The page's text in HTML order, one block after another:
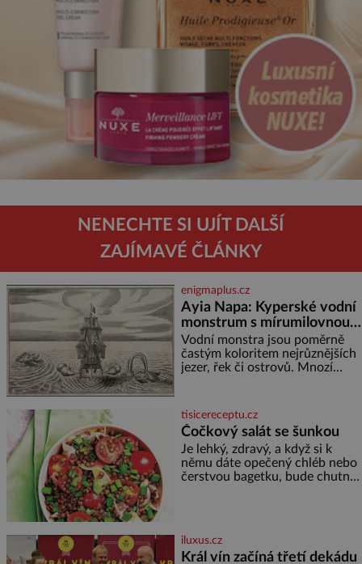
NENECHTE SI UJÍT DALŠÍ
ZAJÍMAVÉ ČLÁNKY
enigmaplus.cz
Ayia Napa: Kyperské vodní
monstrum s mírumilovnou
povahou
Vodní monstra jsou poměrně
častým koloritem nejrůznějších
jezer, řek či ostrovů. Mnozí
přitáhnout k němu pozornost
záhadám nakloněných turi
tisicereceptu.cz
Čočkový salát se šunkou
Je lehký, zdravý, a když si k
němu dáte opečený chléb nebo
čerstvou bagetku, bude chutnat
iluxus.cz
Král vín začíná třetí dekádu